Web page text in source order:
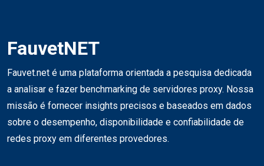
FauvetNET
Fauvet.net é uma plataforma orientada a pesquisa dedicada
a analisar e fazer benchmarking de servidores proxy. Nossa
missão é fornecer insights precisos e baseados em dados
sobre o desempenho, disponibilidade e confiabilidade de
redes proxy em diferentes provedores.